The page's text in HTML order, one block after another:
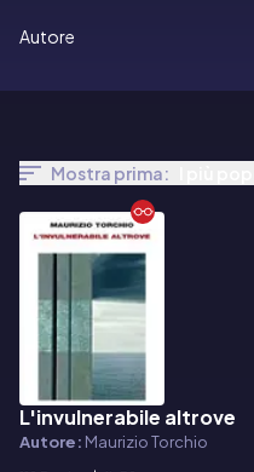
Autore
Mostra prima:
E-book
L'invulnerabile altrove
Autore: Maurizio Torchio